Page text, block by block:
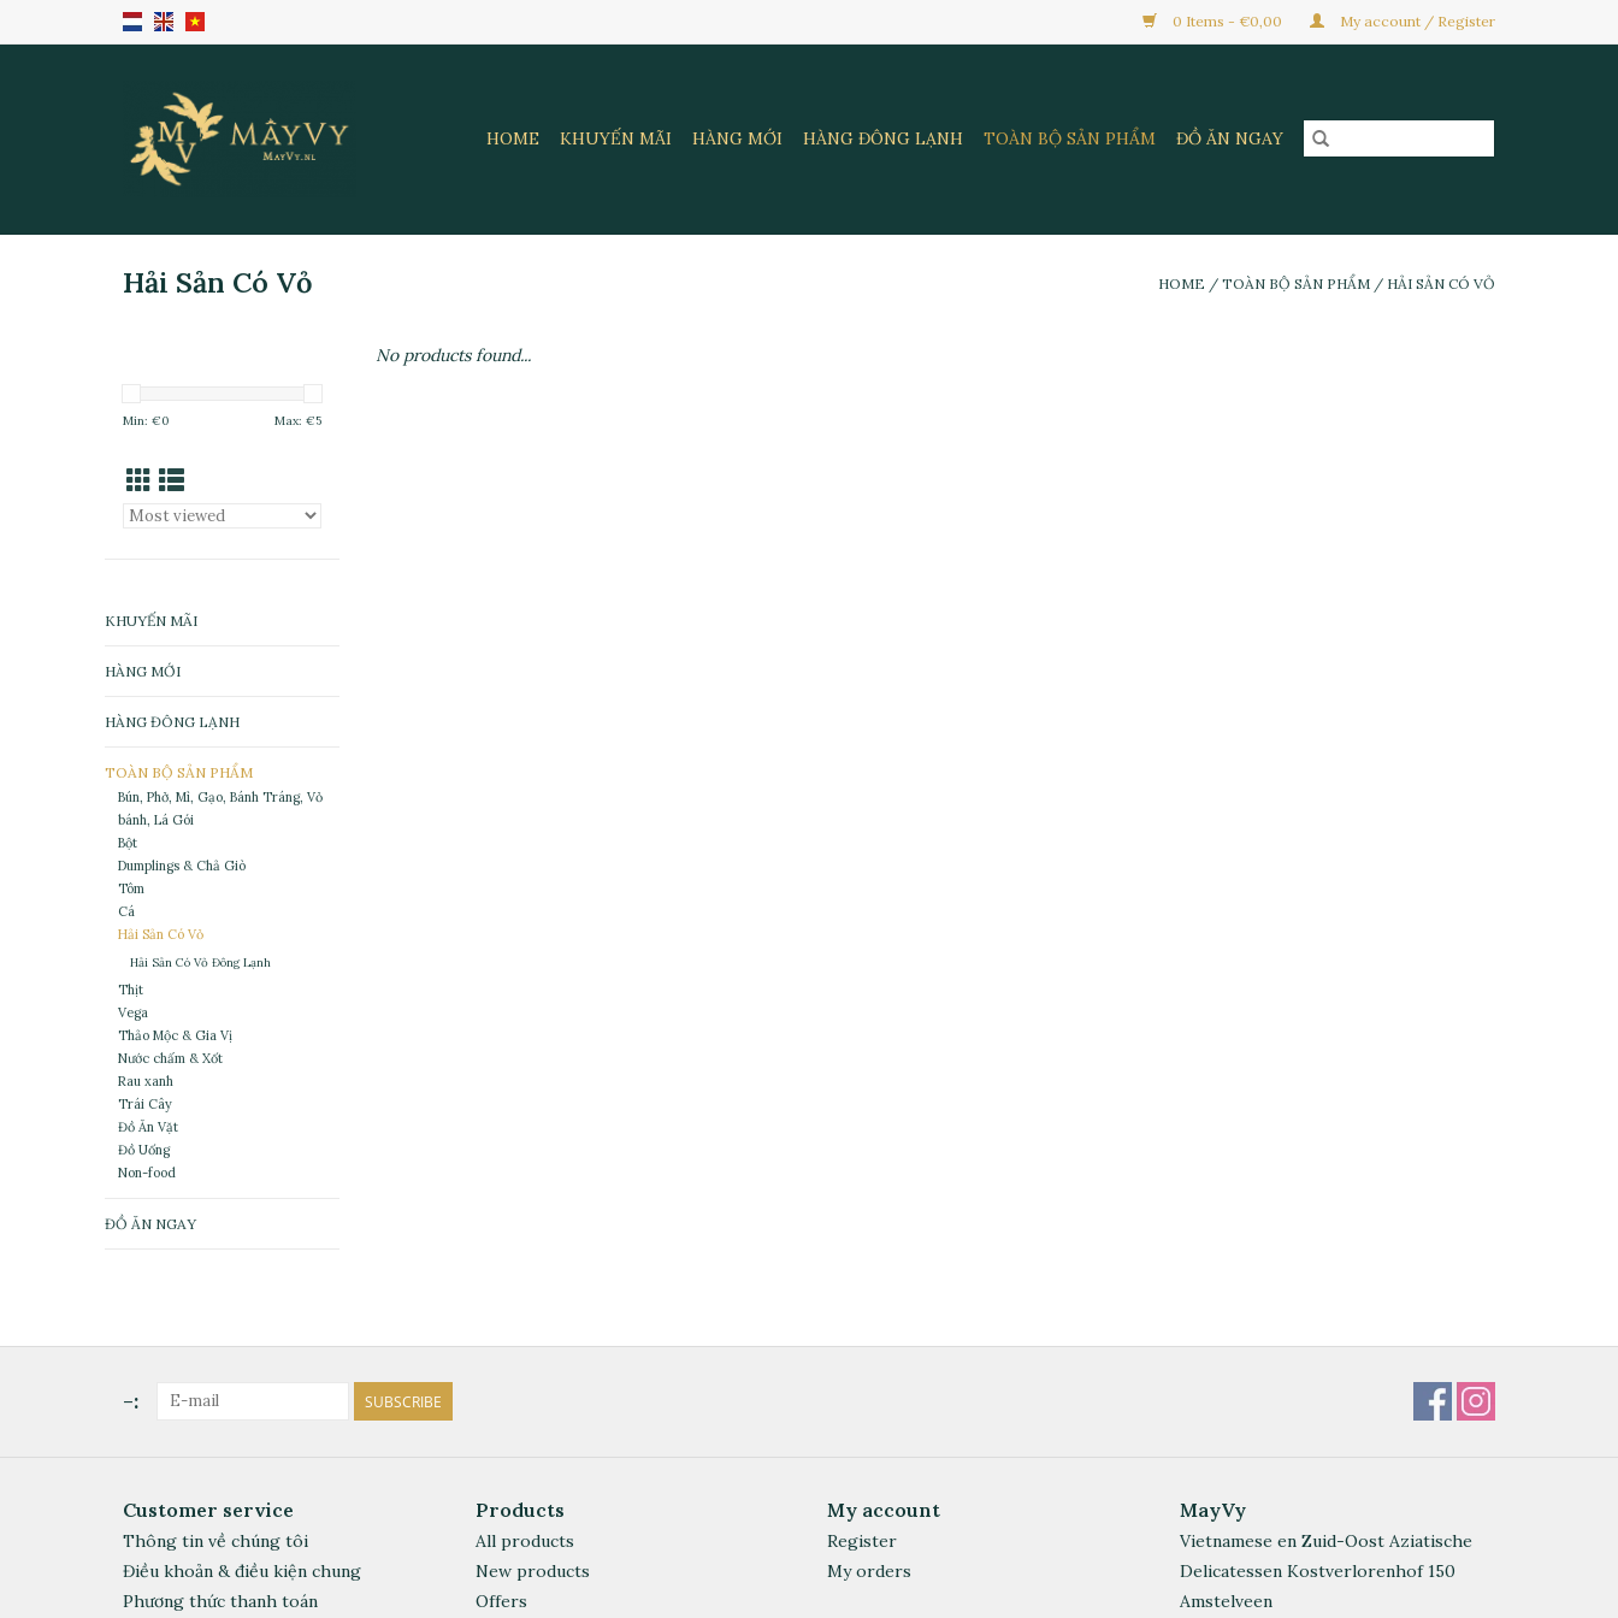
0 Items - €0,00 My account / Register
HOME KHUYẾN MÃI HÀNG MỚI HÀNG ĐÔNG LẠNH TOÀN BỘ SẢN PHẨM ĐỒ ĂN NGAY
Hải Sản Có Vỏ HOME / TOÀN BỘ SẢN PHẨM / HẢI SẢN CÓ VỎ
Min: €0 Max: €5
KHUYẾN MÃI
HÀNG MỚI
HÀNG ĐÔNG LẠNH
TOÀN BỘ SẢN PHẨM
Bún, Phở, Mì, Gạo, Bánh Tráng, Vỏ
bánh, Lá Gói
Bột
Dumplings & Chả Giò
Tôm
Cá
Hải Sản Có Vỏ
Hải Sản Có Vỏ Đông Lạnh
Thịt
Vega
Thảo Mộc & Gia Vị
Nước chấm & Xốt
Rau xanh
Trái Cây
Đồ Ăn Vặt
Đồ Uống
Non-food
ĐỒ ĂN NGAY
No products found...
-: SUBSCRIBE
Customer service
Thông tin về chúng tôi
Điều khoản & điều kiện chung
Phương thức thanh toán
Products
All products
New products
Offers
My account
Register
My orders
MayVy
Vietnamese en Zuid-Oost Aziatische
Delicatessen Kostverlorenhof 150
Amstelveen